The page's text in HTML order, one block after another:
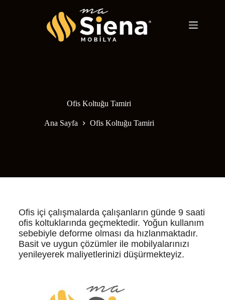
Ofis Koltuğu Tamiri
Ana Sayfa Ofis Koltuğu Tamiri
Ofis içi çalışmalarda çalışanların günde 9 saati
ofis koltuklarında geçmektedir. Yoğun kullanım
sebebiyle deforme olması da hızlanmaktadır.
Basit ve uygun çözümler ile mobilyalarınızı
yenileyerek maliyetlerinizi düşürmekteyiz.